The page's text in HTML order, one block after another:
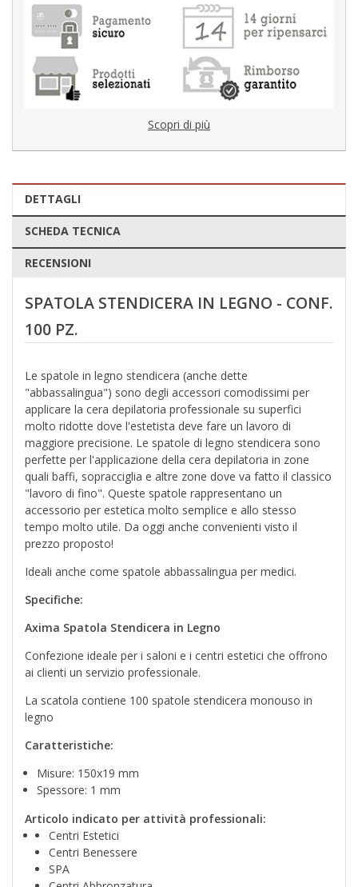
Scopri di più
DETTAGLI
SCHEDA TECNICA
RECENSIONI
SPATOLA STENDICERA IN LEGNO - CONF.
100 PZ.
Le spatole in legno stendicera (anche dette
"abbassalingua") sono degli accessori comodissimi per
applicare la cera depilatoria professionale su superfici
molto ridotte dove l'estetista deve fare un lavoro di
maggiore precisione. Le spatole di legno stendicera sono
perfette per l'applicazione della cera depilatoria in zone
quali baffi, sopracciglia e altre zone dove va fatto il classico
"lavoro di fino". Queste spatole rappresentano un
accessorio per estetica molto semplice e allo stesso
tempo molto utile. Da oggi anche convenienti visto il
prezzo proposto!
Ideali anche come spatole abbassalingua per medici.
Specifiche:
Axima Spatola Stendicera in Legno
Confezione ideale per i saloni e i centri estetici che offrono
ai clienti un servizio professionale.
La scatola contiene 100 spatole stendicera monouso in
legno
Caratteristiche:
Misure: 150x19 mm
Spessore: 1 mm
Articolo indicato per attività professionali:
Centri Estetici
Centri Benessere
SPA